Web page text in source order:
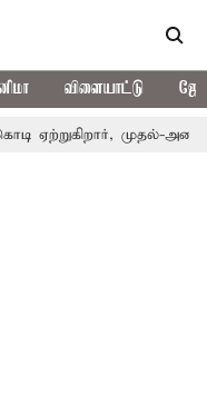
விளையாட்டு
முதல்-அமைச்சர்